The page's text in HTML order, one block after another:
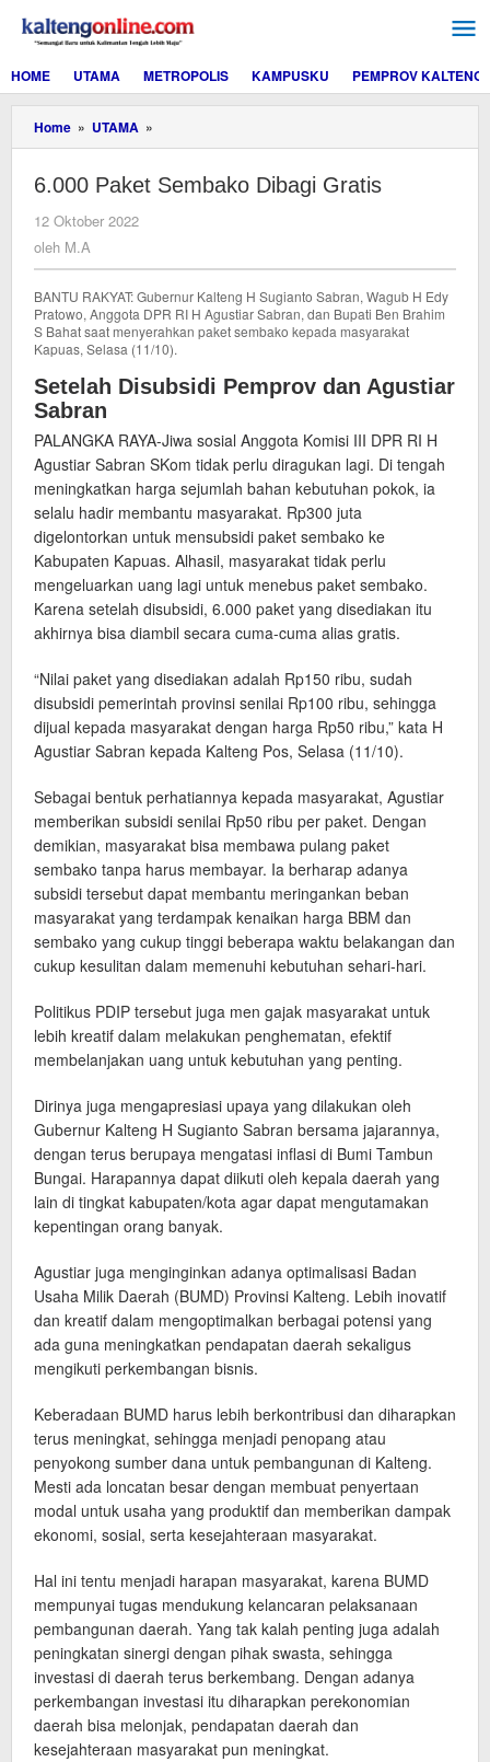
konten
HOME
UTAMA METROPOLIS KAMPUSKU PEMPROV KALTENG
Home » UTAMA »
Paket
Dibagi
6.000 Paket Sembako Dibagi Gratis
12 Oktober 2022
oleh M.A
BANTU RAKYAT: Gubernur Kalteng H Sugianto Sabran, Wagub H Edy
Pratowo, Anggota DPR RI H Agustiar Sabran, dan Bupati Ben Brahim
S Bahat saat menyerahkan paket sembako kepada masyarakat
Kapuas, Selasa (11/10).
Setelah Disubsidi Pemprov dan Agustiar
Sabran
PALANGKA RAYA-Jiwa sosial Anggota Komisi III DPR RI H
Agustiar Sabran SKom tidak perlu diragukan lagi. Di tengah
meningkatkan harga sejumlah bahan kebutuhan pokok, ia
selalu hadir membantu masyarakat. Rp300 juta
digelontorkan untuk mensubsidi paket sembako ke
Kabupaten Kapuas. Alhasil, masyarakat tidak perlu
mengeluarkan uang lagi untuk menebus paket sembako.
Karena setelah disubsidi, 6.000 paket yang disediakan itu
akhirnya bisa diambil secara cuma-cuma alias gratis.
“Nilai paket yang disediakan adalah Rp150 ribu, sudah
disubsidi pemerintah provinsi senilai Rp100 ribu, sehingga
dijual kepada masyarakat dengan harga Rp50 ribu,” kata H
Agustiar Sabran kepada Kalteng Pos, Selasa (11/10).
Sebagai bentuk perhatiannya kepada masyarakat, Agustiar
memberikan subsidi senilai Rp50 ribu per paket. Dengan
demikian, masyarakat bisa membawa pulang paket
sembako tanpa harus membayar. Ia berharap adanya
subsidi tersebut dapat membantu meringankan beban
masyarakat yang terdampak kenaikan harga BBM dan
sembako yang cukup tinggi beberapa waktu belakangan dan
cukup kesulitan dalam memenuhi kebutuhan sehari-hari.
Politikus PDIP tersebut juga men gajak masyarakat untuk
lebih kreatif dalam melakukan penghematan, efektif
membelanjakan uang untuk kebutuhan yang penting.
Dirinya juga mengapresiasi upaya yang dilakukan oleh
Gubernur Kalteng H Sugianto Sabran bersama jajarannya,
dengan terus berupaya mengatasi inflasi di Bumi Tambun
Bungai. Harapannya dapat diikuti oleh kepala daerah yang
lain di tingkat kabupaten/kota agar dapat mengutamakan
kepentingan orang banyak.
Agustiar juga menginginkan adanya optimalisasi Badan
Usaha Milik Daerah (BUMD) Provinsi Kalteng. Lebih inovatif
dan kreatif dalam mengoptimalkan berbagai potensi yang
ada guna meningkatkan pendapatan daerah sekaligus
mengikuti perkembangan bisnis.
Keberadaan BUMD harus lebih berkontribusi dan diharapkan
terus meningkat, sehingga menjadi penopang atau
penyokong sumber dana untuk pembangunan di Kalteng.
Mesti ada loncatan besar dengan membuat penyertaan
modal untuk usaha yang produktif dan memberikan dampak
ekonomi, sosial, serta kesejahteraan masyarakat.
Hal ini tentu menjadi harapan masyarakat, karena BUMD
mempunyai tugas mendukung kelancaran pelaksanaan
pembangunan daerah. Yang tak kalah penting juga adalah
peningkatan sinergi dengan pihak swasta, sehingga
investasi di daerah terus berkembang. Dengan adanya
perkembangan investasi itu diharapkan perekonomian
daerah bisa melonjak, pendapatan daerah dan
kesejahteraan masyarakat pun meningkat.